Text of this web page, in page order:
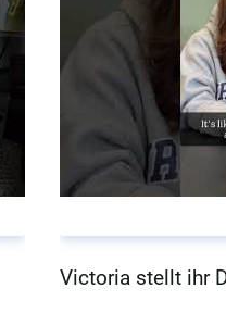
Victoria stellt ihr